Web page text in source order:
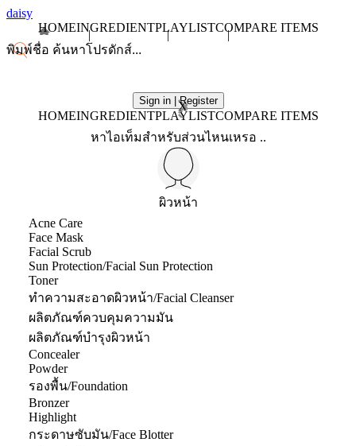
daisy
HOMEINGREDIENTPLAYLISTCOMPARE ITEMS
Sign in | Register
X
HOMEINGREDIENTPLAYLISTCOMPARE ITEMS
หาไอเท็มสำหรับส่วนไหนเหรอ ..
ผิวหน้า
Acne Care
Face Mask
Facial Scrub
Sun Protection/Facial Sun Protection
Toner
ทำความสะอาดผิวหน้า/Facial Cleanser
ผลิตภัณฑ์ควบคุมความมัน
ผลิตภัณฑ์บำรุงผิวหน้า
Concealer
Powder
รองพื้น/Foundation
Bronzer
Highlight
กระดาษซับมัน/Face Blotter